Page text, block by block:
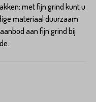
met fijn grind kunt u
materiaal duurzaam
aan fijn grind bij